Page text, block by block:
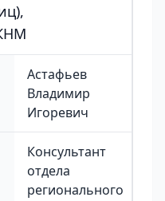
Астафьев
Владимир
Игоревич
Консультант
отдела
регионального